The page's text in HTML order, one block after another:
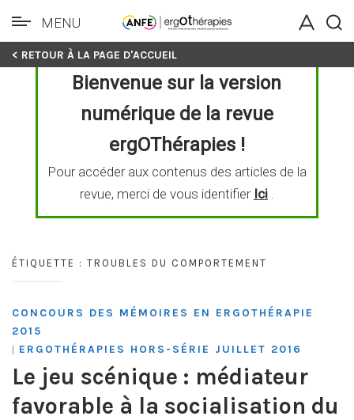
Skip
MENU
< RETOUR À LA PAGE D'ACCUEIL
Bienvenue sur la version
numérique de la revue
ergOThérapies !
Pour accéder aux contenus des articles de la
revue, merci de vous identifier Ici.
ÉTIQUETTE : TROUBLES DU COMPORTEMENT
CONCOURS DES MÉMOIRES EN ERGOTHÉRAPIE
2015
| ERGOTHÉRAPIES HORS-SÉRIE JUILLET 2016
Le jeu scénique : médiateur
favorable à la socialisation du